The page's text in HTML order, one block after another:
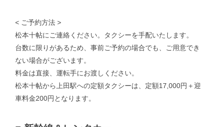
< ご予約方法 >
松本十帖にご連絡ください。タクシーを手配いたします。
台数に限りがあるため、事前ご予約の場合でも、ご用意でき
ない場合がございます。
料金は直接、運転手にお渡しください。
松本十帖から上田駅への定額タクシーは、定額17,000円＋迎
車料金200円となります。